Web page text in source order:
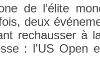
de l’élite
deux
re­chauss­er à
: l’US Open